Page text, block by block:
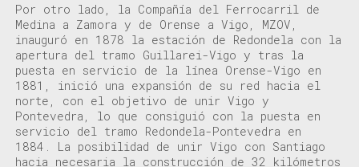
Por otro lado, la Compañía del Ferrocarril de
Medina a Zamora y de Orense a Vigo, MZOV ,
inauguró en 1878 la estación de Redondela con la
apertura del tramo Guillarei-Vigoy tras la
puesta en servicio de la línea Orense-Vigo en
1881, inició una expansión de su red hacia el
norte , con el objetivo de unirVigo y
Pontevedra ,
lo que consiguió con la puesta en
servicio del tramo Redondela-Pontevedra en
1884. La posibilidad de unir Vigo con Santiago
hacia necesaria la construcción de 32 kilómetros